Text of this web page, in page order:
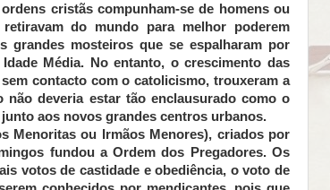
cristãs compunham-se de homens ou
do mundo para melhor poderem
grandes mosteiros que se espalharam por
Média. No entanto, o crescimento das
contacto com o catolicismo, trouxeram a
deveria estar tão enclausurado como o
aos novos grandes centros urbanos.
Menoritas ou Irmãos Menores), criados por
fundou a Ordem dos Pregadores. Os
votos de castidade e obediência, o voto de